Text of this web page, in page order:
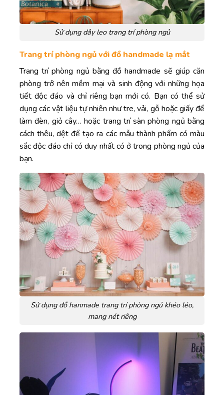
Sử dụng dây leo trang trí phòng ngủ
Trang trí phòng ngủ với đồ handmade lạ mắt
Trang trí phòng ngủ bằng đồ handmade sẽ giúp căn
phòng trở nên mềm mại và sinh động với những họa
tiết độc đáo và chỉ riêng bạn mới có. Bạn có thể sử
dụng các vật liệu tự nhiên như tre, vải, gỗ hoặc giấy để
làm đèn, giỏ cây… hoặc trang trí sàn phòng ngủ bằng
cách thêu, dệt để tạo ra các mẫu thành phẩm có màu
sắc độc đáo chỉ có duy nhất có ở trong phòng ngủ của
bạn.
Sử dụng đồ hanmade trang trí phòng ngủ khéo léo,
mang nét riêng